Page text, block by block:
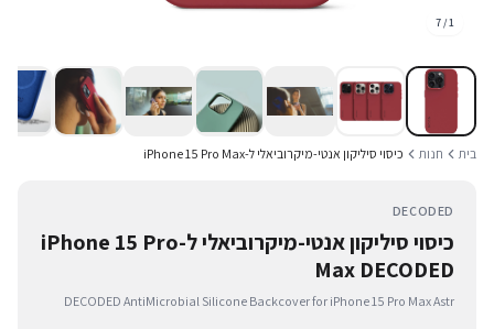
1
/
7
בית חנות כיסוי סיליקון אנטי-מיקרוביאלי ל-iPhone 15 Pro Max
DECODED
כיסוי סיליקון אנטי-מיקרוביאלי ל-iPhone 15 Pro
Max DECODED
DECODED AntiMicrobial Silicone Backcover for iPhone 15 Pro Max Astr